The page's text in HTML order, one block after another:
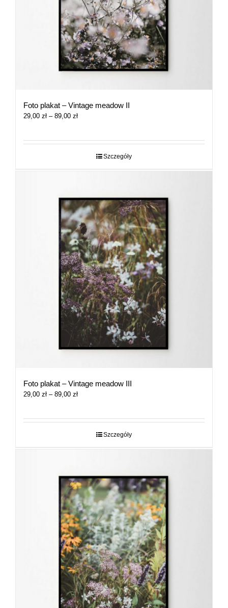
Foto plakat – Vintage meadow II
29,00 zł – 89,00 złZakres
29,00 zł
Szczegóły
Foto plakat – Vintage meadow III
29,00 zł – 89,00 złZakres
29,00 zł
Szczegóły